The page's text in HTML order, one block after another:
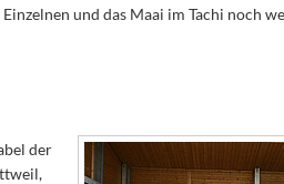
und das Maai im Tachi noch
der